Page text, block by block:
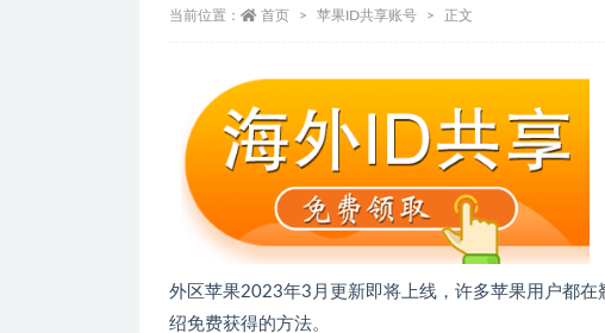
当前位置： 首页 苹果ID共享账号 正文
外区苹果2023年3月更新即将上线，许多苹果用户都
绍免费获得的方法。